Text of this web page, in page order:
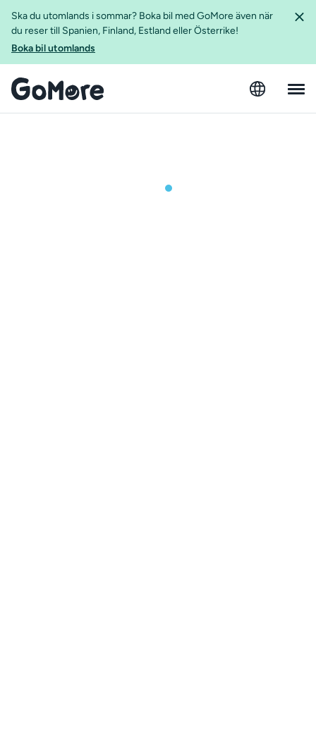
Ska du utomlands i sommar? Boka bil med GoMore även när
du reser till Spanien, Finland, Estland eller Österrike!
Boka bil utomlands